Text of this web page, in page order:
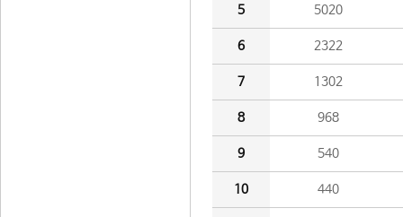
5 5020
6 2322
7 1302
8 968
9 540
10 440